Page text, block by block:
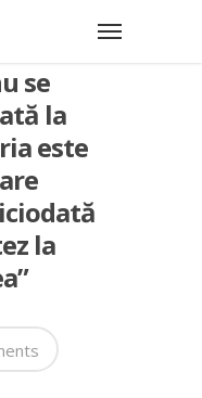
se
la
este
la